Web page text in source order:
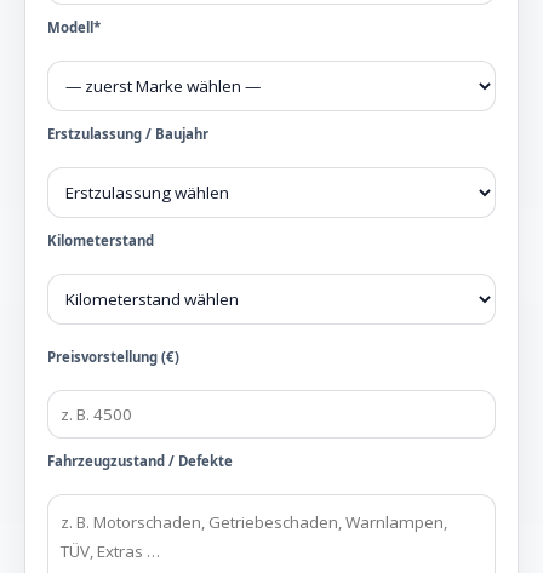
Modell*
Erstzulassung / Baujahr
Kilometerstand
Preisvorstellung (€)
Fahrzeugzustand / Defekte